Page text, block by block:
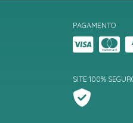
PAGAMENTO
SITE 100%